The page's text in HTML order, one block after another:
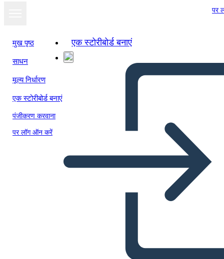
पर
मुख पृष्ठ
साधन
मूल्य निर्धारण
एक स्टोरीबोर्ड बनाएं
पंजीकरण करवाना
पर लॉग ऑन करें
एक स्टोरीबोर्ड बनाएं
स्लाइड शो के रूप में
देखें